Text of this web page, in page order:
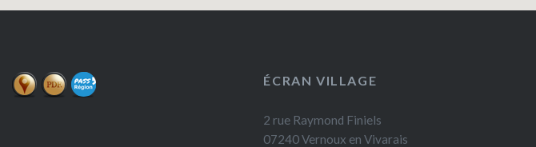
ÉCRAN VILLAGE
2 rue Raymond Finiels
07240 Vernoux en Vivarais